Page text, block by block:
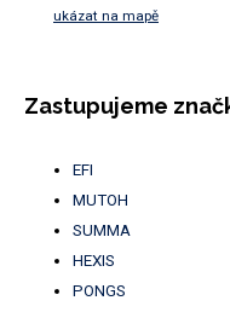
ukázat na mapě
Zastupujeme
EFI
MUTOH
SUMMA
HEXIS
PONGS